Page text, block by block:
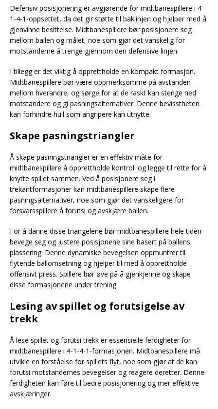
Defensiv posisjonering er avgjørende for midtbanespillere i 4-
1-4-1-oppsettet, da det gir støtte til baklinjen og hjelper med å
gjenvinne besittelse. Midtbanespillere bør posisjonere seg
mellom ballen og målet, noe som gjør det vanskelig for
motstanderne å trenge gjennom den defensive linjen.
I tillegg er det viktig å opprettholde en kompakt formasjon.
Midtbanespillere bør være oppmerksomme på avstanden
mellom hverandre, og sørge for at de raskt kan stenge ned
motstandere og gi pasningsalternativer. Denne bevisstheten
kan forhindre hull som angripere kan utnytte.
Skape pasningstriangler
Å skape pasningstriangler er en effektiv måte for
midtbanespillere å opprettholde kontroll og legge til rette for å
knytte spillet sammen. Ved å posisjonere seg i
trekantformasjoner kan midtbanespillere skape flere
pasningsalternativer, noe som gjør det vanskeligere for
forsvarsspillere å forutsi og avskjære ballen.
For å danne disse triangelene bør midtbanespillere hele tiden
bevege seg og justere posisjonene sine basert på ballens
plassering. Denne dynamiske bevegelsen oppmuntrer til
flytende ballomsetning og hjelper til med å opprettholde
offensivt press. Spillere bør øve på å gjenkjenne og skape
disse formasjonene under trening.
Lesing av spillet og forutsigelse av
trekk
Å lese spillet og forutsi trekk er essensielle ferdigheter for
midtbanespillere i 4-1-4-1-formasjonen. Midtbanespillere må
utvikle en forståelse for spillets flyt, noe som gjør at de kan
forutsi motstandernes bevegelser og reagere deretter. Denne
ferdigheten kan føre til bedre posisjonering og mer effektive
avskjæringer.